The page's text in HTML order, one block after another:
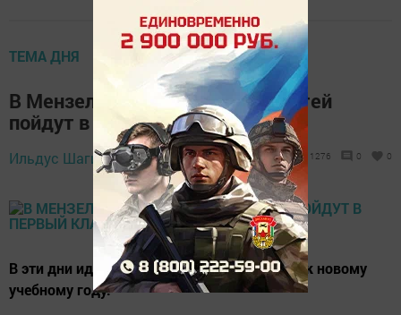
ТЕМА ДНЯ
В Мензелинском районе 300 детей
пойдут в первый класс
Ильдус Шагиев, 7 апреля 2021 - 15:54 1276 0 0
В эти дни идет набор детей в первый класс к новому
учебному году.